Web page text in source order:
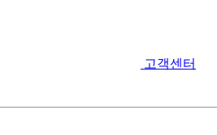
고객센터